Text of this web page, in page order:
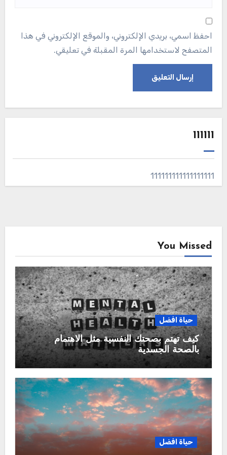
احفظ اسمي، بريدي الإلكتروني، والموقع الإلكتروني في هذا
المتصفح لاستخدامها المرة المقبلة في تعليقي.
111111
111111111111111111
You Missed
حياة افضل
كيف تهتم بصحتك النفسية مثل الاهتمام
بالصحة الجسدية
حياة افضل